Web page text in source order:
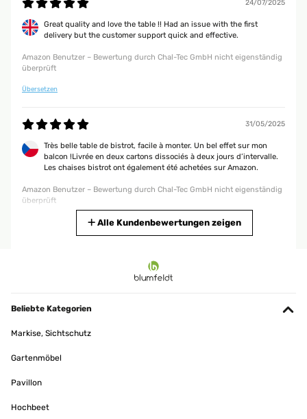
24/07/2025
Great quality and love the table !! Had an issue with the first
delivery but the customer support quick and effective.
Amazon Benutzer – Bewertung durch Chal-Tec GmbH nicht eigenständig
überprüft
Übersetzen
31/05/2025
Très belle table de bistrot, facile à monter. Un bel effet sur mon
balcon !Livrée en deux cartons dissociés à deux jours d’intervalle.
Les chaises bistrot ont également été achetées sur Amazon.
Amazon Benutzer – Bewertung durch Chal-Tec GmbH nicht eigenständig
überprüft
Excellent table. Heavy quality, lovely marble top. Really
the money...stylish, like me.
Amazon Benutzer – Bewertung durch Chal-Tec GmbH nicht eigenständig
Alle Kundenbewertungen zeigen
Beliebte Kategorien
Markise, Sichtschutz
Gartenmöbel
Pavillon
Hochbeet